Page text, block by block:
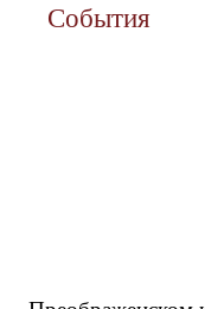
События